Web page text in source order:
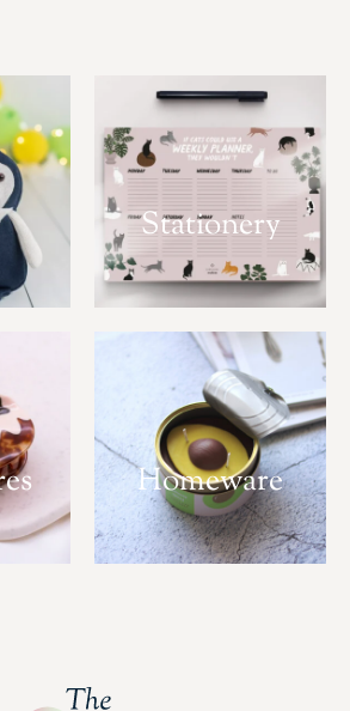
Stationery
Homeware